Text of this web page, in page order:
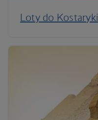
Loty do Kostaryki